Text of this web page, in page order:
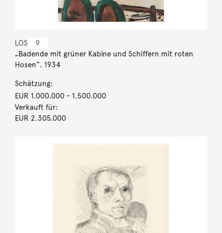
LOS 9
„Badende mit grüner Kabine und Schiffern mit roten
Hosen“. 1934
Schätzung:
EUR 1.000.000- 1.500.000
Verkauft für:
EUR 2.305.000